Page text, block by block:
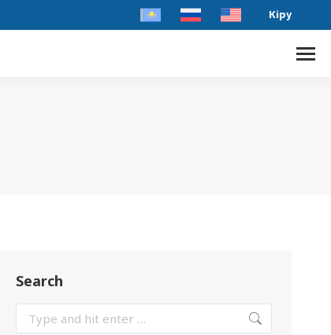
Кіру
Search